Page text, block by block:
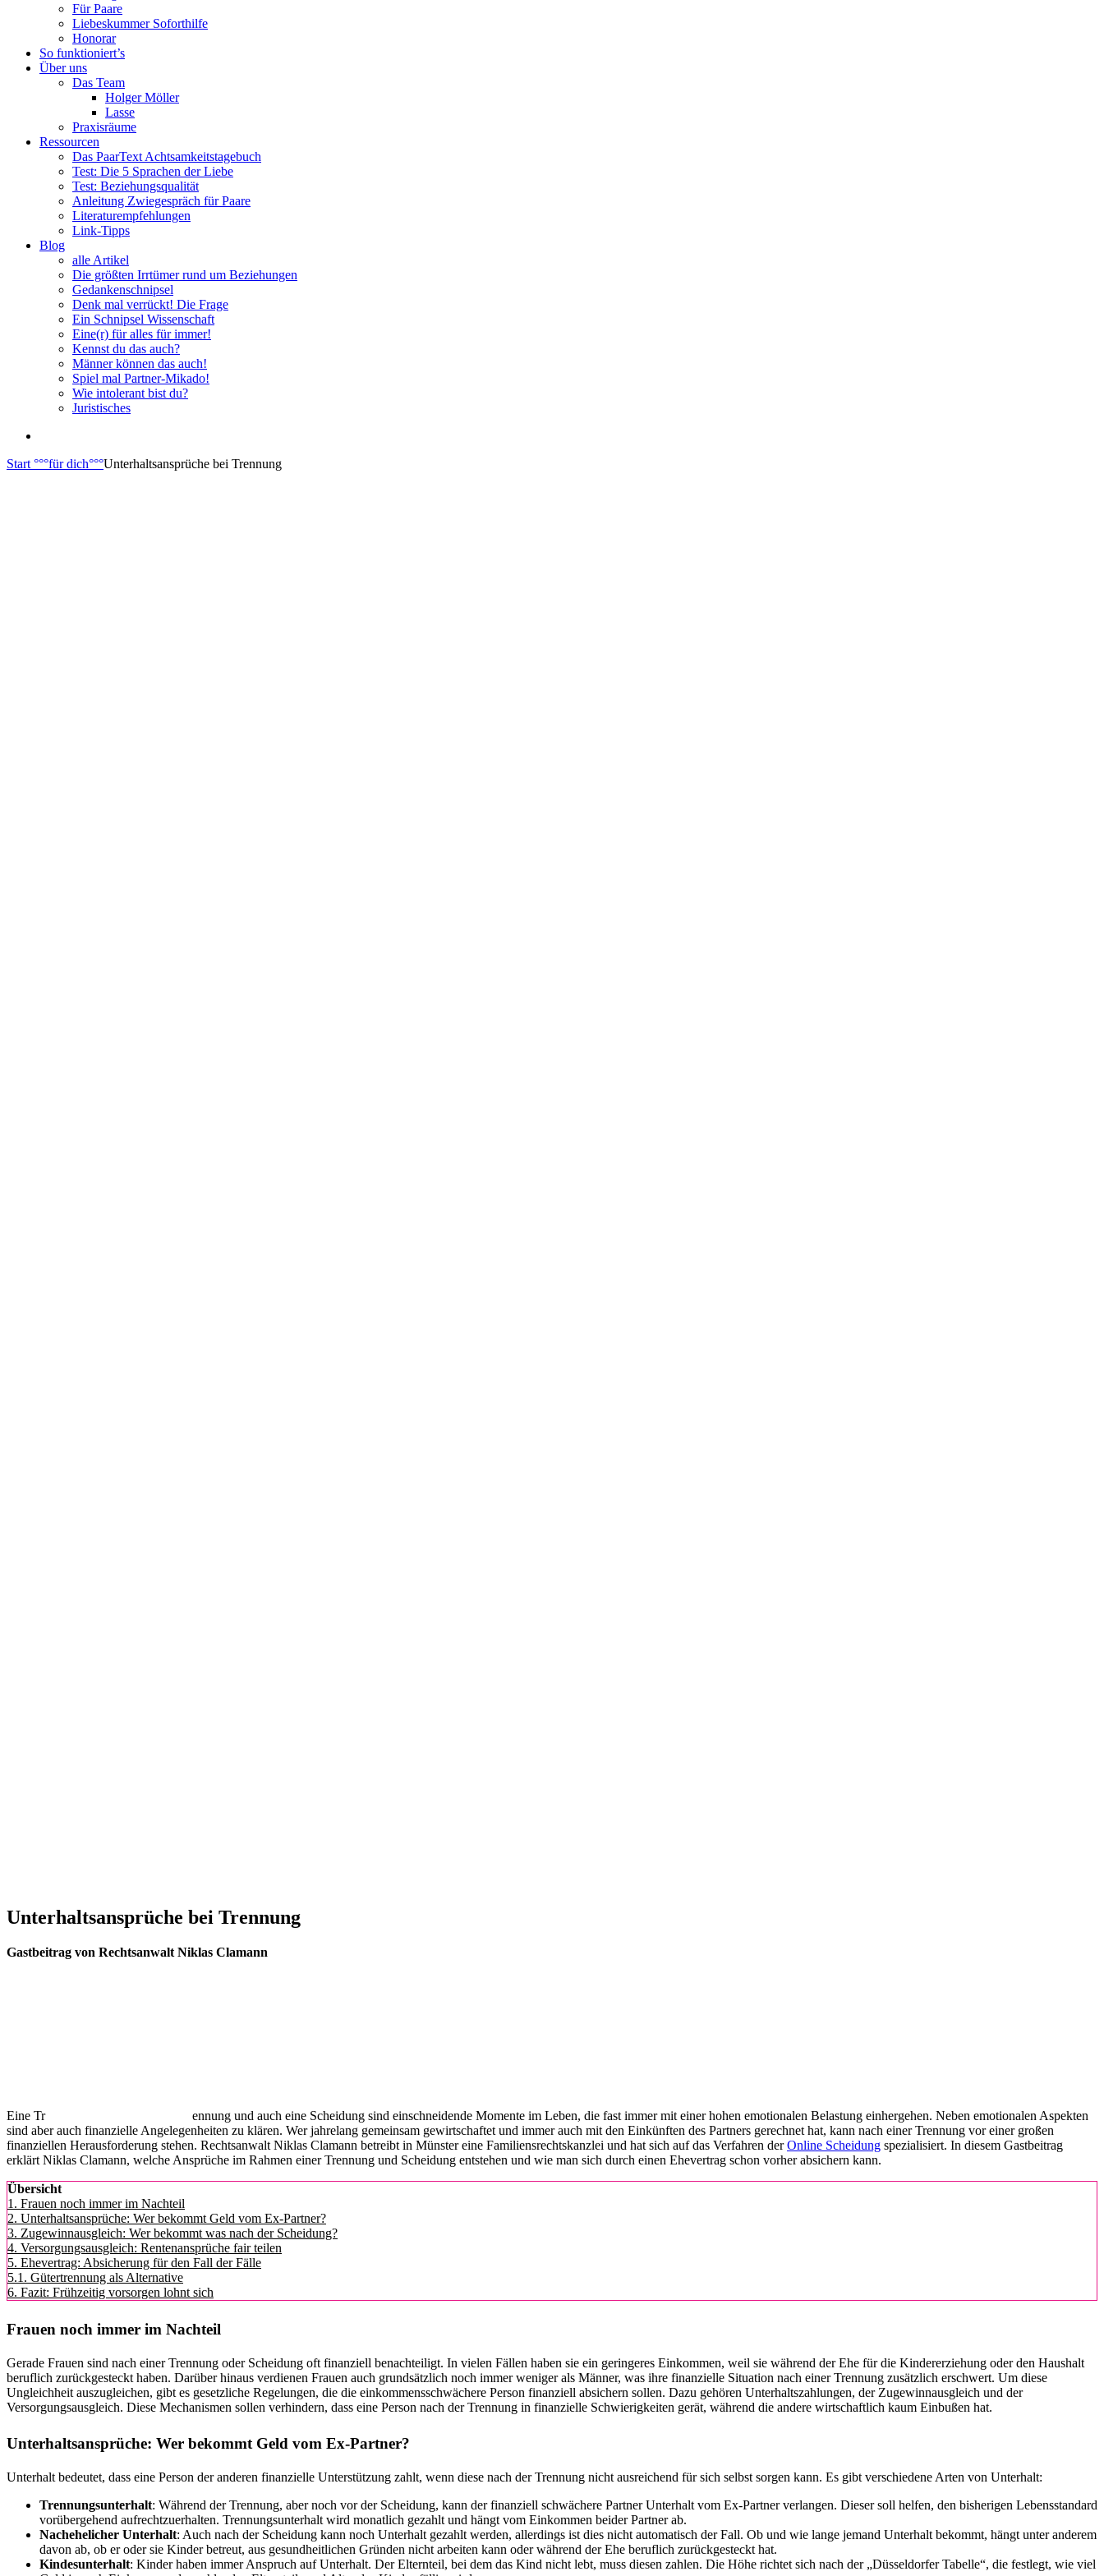
Für Paare
Liebeskummer Soforthilfe
Honorar
So funktioniert’s
Über uns
Das Team
Holger Möller
Lasse
Praxisräume
Ressourcen
Das PaarText Achtsamkeitstagebuch
Test: Die 5 Sprachen der Liebe
Test: Beziehungsqualität
Anleitung Zwiegespräch für Paare
Literaturempfehlungen
Link-Tipps
Blog
alle Artikel
Die größten Irrtümer rund um Beziehungen
Gedankenschnipsel
Denk mal verrückt! Die Frage
Ein Schnipsel Wissenschaft
Eine(r) für alles für immer!
Kennst du das auch?
Männer können das auch!
Spiel mal Partner-Mikado!
Wie intolerant bist du?
Juristisches
Start °°°für dich°°°Unterhaltsansprüche bei Trennung
Unterhaltsansprüche bei Trennung
Gastbeitrag von Rechtsanwalt Niklas Clamann
Eine Tr
ennung und auch eine Scheidung sind einschneidende Momente im Leben, die fast immer mit einer hohen emotionalen Belastung einhergehen. Neben emotionalen Aspekten
sind aber auch finanzielle Angelegenheiten zu klären. Wer jahrelang gemeinsam gewirtschaftet und immer auch mit den Einkünften des Partners gerechnet hat, kann nach einer Trennung vor einer großen
finanziellen Herausforderung stehen. Rechtsanwalt Niklas Clamann betreibt in Münster eine Familiensrechtskanzlei und hat sich auf das Verfahren derOnline Scheidung spezialisiert. In diesem Gastbeitrag
erklärt Niklas Clamann, welche Ansprüche im Rahmen einer Trennung und Scheidung entstehen und wie man sich durch einen Ehevertrag schon vorher absichern kann.
Übersicht
1. Frauen noch immer im Nachteil
2. Unterhaltsansprüche: Wer bekommt Geld vom Ex-Partner?
3. Zugewinnausgleich: Wer bekommt was nach der Scheidung?
4. Versorgungsausgleich: Rentenansprüche fair teilen
5. Ehevertrag: Absicherung für den Fall der Fälle
5.1. Gütertrennung als Alternative
6. Fazit: Frühzeitig vorsorgen lohnt sich
Frauen noch immer im Nachteil
Gerade Frauen sind nach einer Trennung oder Scheidung oft finanziell benachteiligt. In vielen Fällen haben sie ein geringeres Einkommen, weil sie während der Ehe für die Kindererziehung oder den Haushalt
beruflich zurückgesteckt haben. Darüber hinaus verdienen Frauen auch grundsätzlich noch immer weniger als Männer, was ihre finanzielle Situation nach einer Trennung zusätzlich erschwert. Um diese
Ungleichheit auszugleichen, gibt es gesetzliche Regelungen, die die einkommensschwächere Person finanziell absichern sollen. Dazu gehören Unterhaltszahlungen, der Zugewinnausgleich und der
Versorgungsausgleich. Diese Mechanismen sollen verhindern, dass eine Person nach der Trennung in finanzielle Schwierigkeiten gerät, während die andere wirtschaftlich kaum Einbußen hat.
Unterhaltsansprüche: Wer bekommt Geld vom Ex-Partner?
Unterhalt bedeutet, dass eine Person der anderen finanzielle Unterstützung zahlt, wenn diese nach der Trennung nicht ausreichend für sich selbst sorgen kann. Es gibt verschiedene Arten von Unterhalt:
Trennungsunterhalt: Während der Trennung, aber noch vor der Scheidung, kann der finanziell schwächere Partner Unterhalt vom Ex-Partner verlangen. Dieser soll helfen, den bisherigen Lebensstandard
vorübergehend aufrechtzuerhalten. Trennungsunterhalt wird monatlich gezahlt und hängt vom Einkommen beider Partner ab.
Nachehelicher Unterhalt: Auch nach der Scheidung kann noch Unterhalt gezahlt werden, allerdings ist dies nicht automatisch der Fall. Ob und wie lange jemand Unterhalt bekommt, hängt unter anderem
davon ab, ob er oder sie Kinder betreut, aus gesundheitlichen Gründen nicht arbeiten kann oder während der Ehe beruflich zurückgesteckt hat.
Kindesunterhalt: Kinder haben immer Anspruch auf Unterhalt. Der Elternteil, bei dem das Kind nicht lebt, muss diesen zahlen. Die Höhe richtet sich nach der „Düsseldorfer Tabelle“, die festlegt, wie viel